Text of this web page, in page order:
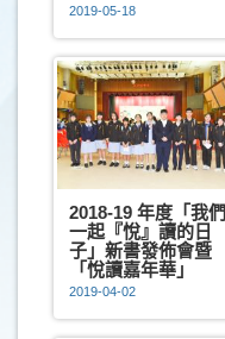
2019-05-18
2018-19 年度「我們
一起『悅』讀的日
子」新書發佈會暨
「悅讀嘉年華」
2019-04-02